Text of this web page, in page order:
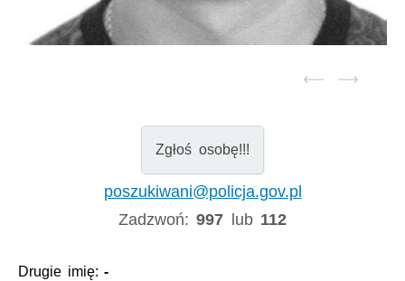
Zgłoś osobę!!!
poszukiwani@policja.gov.pl
Zadzwoń:997 lub 112
Drugie imię:-